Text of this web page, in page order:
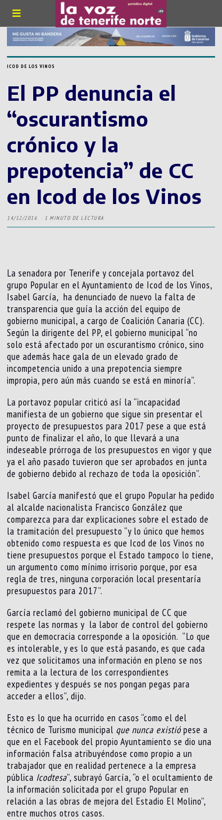
ICOD DE LOS VINOS
El PP denuncia el
“oscurantismo
crónico y la
prepotencia” de CC
en Icod de los Vinos
14/12/2016 1 MINUTO DE LECTURA
La senadora por Tenerife y concejala portavoz del
grupo Popular en el Ayuntamiento de Icod de los Vinos,
Isabel García, ha denunciado de nuevo la falta de
transparencia que guía la acción del equipo de
gobierno municipal, a cargo de Coalición Canaria (CC).
Según la dirigente del PP, el gobierno municipal “no
solo está afectado por un oscurantismo crónico, sino
que además hace gala de un elevado grado de
incompetencia unido a una prepotencia siempre
impropia, pero aún más cuando se está en minoría”.
La portavoz popular criticó así la “incapacidad
manifiesta de un gobierno que sigue sin presentar el
proyecto de presupuestos para 2017 pese a que está
punto de finalizar el año, lo que llevará a una
indeseable prórroga de los presupuestos en vigor y que
ya el año pasado tuvieron que ser aprobados en junta
de gobierno debido al rechazo de toda la oposición”.
Isabel García manifestó que el grupo Popular ha pedido
al alcalde nacionalista Francisco González que
comparezca para dar explicaciones sobre el estado de
la tramitación del presupuesto “y lo único que hemos
obtenido como respuesta es que Icod de los Vinos no
tiene presupuestos porque el Estado tampoco lo tiene,
un argumento como mínimo irrisorio porque, por esa
regla de tres, ninguna corporación local presentaría
presupuestos para 2017”.
García reclamó del gobierno municipal de CC que
respete las normas y la labor de control del gobierno
que en democracia corresponde a la oposición. “Lo que
es intolerable, y es lo que está pasando, es que cada
vez que solicitamos una información en pleno se nos
remita a la lectura de los correspondientes
expedientes y después se nos pongan pegas para
acceder a ellos”, dijo.
Esto es lo que ha ocurrido en casos “como el del
técnico de Turismo municipal que nunca existiópese a
que en el Facebook del propio Ayuntamiento se dio una
información falsa atribuyéndose como propio a un
trabajador que en realidad pertenece a la empresa
pública Icodtesa”, subrayó García, “o el ocultamiento de
la información solicitada por el grupo Popular en
relación a las obras de mejora del Estadio El Molino”,
entre muchos otros casos.